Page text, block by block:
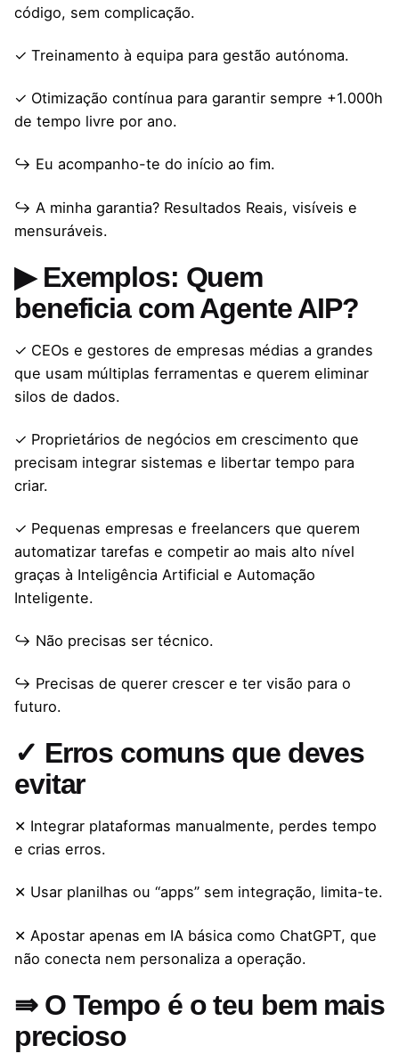
código, sem complicação.
✓ Treinamento à equipa para gestão autónoma.
✓ Otimização contínua para garantir sempre +1.000h
de tempo livre por ano.
↪ Eu acompanho-te do início ao fim.
↪ A minha garantia? Resultados Reais, visíveis e
mensuráveis.
▶ Exemplos: Quem
beneficia com Agente AIP?
✓ CEOs e gestores de empresas médias a grandes
que usam múltiplas ferramentas e querem eliminar
silos de dados.
✓ Proprietários de negócios em crescimento que
precisam integrar sistemas e libertar tempo para
criar.
✓ Pequenas empresas e freelancers que querem
automatizar tarefas e competir ao mais alto nível
graças à Inteligência Artificial e Automação
Inteligente.
↪ Não precisas ser técnico.
↪ Precisas de querer crescer e ter visão para o
futuro.
✓ Erros comuns que deves
evitar
✕ Integrar plataformas manualmente, perdes tempo
e crias erros.
✕ Usar planilhas ou “apps” sem integração, limita-te.
✕ Apostar apenas em IA básica como ChatGPT, que
não conecta nem personaliza a operação.
⇛ O Tempo é o teu bem mais
precioso